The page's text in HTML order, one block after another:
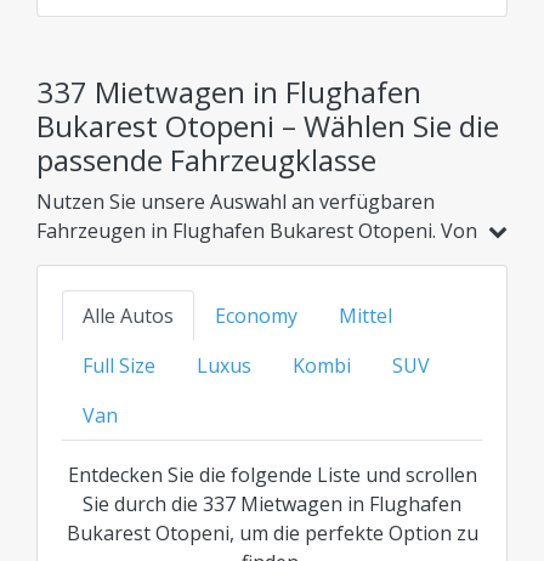
337 Mietwagen in Flughafen
Bukarest Otopeni – Wählen Sie die
passende Fahrzeugklasse
Nutzen Sie unsere Auswahl an verfügbaren
Fahrzeugen in Flughafen Bukarest Otopeni. Von
günstigen Kompaktwagen und Hybridmodellen
bis hin zu Familienautos, SUVs oder der
Luxusklasse – finden Sie Ihre ideale Option zum
besten transparenten Preis für jede Kategorie.
Alle Autos Economy
Mittel
Full Size
Luxus Kombi
SUV
Van
Entdecken Sie die folgende Liste und scrollen
Sie durch die 337 Mietwagen in Flughafen
Bukarest Otopeni, um die perfekte Option zu